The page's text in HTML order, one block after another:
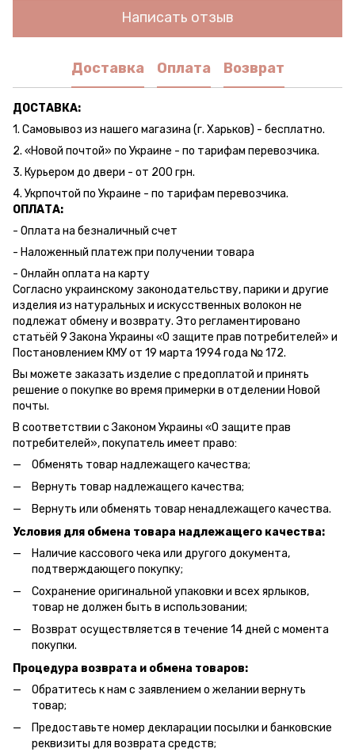
Написать отзыв
Доставка Оплата Возврат
ДОСТАВКА:
1. Самовывоз из нашего магазина (г. Харьков) - бесплатно.
2. «Новой почтой» по Украине - по тарифам перевозчика.
3. Курьером до двери - от 200 грн.
4. Укрпочтой по Украине - по тарифам перевозчика.
ОПЛАТА:
- Оплата на безналичный счет
- Наложенный платеж при получении товара
- Онлайн оплата на карту
Согласно украинскому законодательству, парики и другие
изделия из натуральных и искусственных волокон не
подлежат обмену и возврату. Это регламентировано
статьёй 9 Закона Украины «О защите прав потребителей» и
Постановлением КМУ от 19 марта 1994 года № 172.
Вы можете заказать изделие с предоплатой и принять
решение о покупке во время примерки в отделении Новой
почты.
В соответствии с Законом Украины «О защите прав
потребителей», покупатель имеет право:
Обменять товар надлежащего качества;
Вернуть товар надлежащего качества;
Вернуть или обменять товар ненадлежащего качества.
Условия для обмена товара надлежащего качества:
Наличие кассового чека или другого документа,
подтверждающего покупку;
Сохранение оригинальной упаковки и всех ярлыков,
товар не должен быть в использовании;
Возврат осуществляется в течение 14 дней с момента
покупки.
Процедура возврата и обмена товаров:
Обратитесь к нам с заявлением о желании вернуть
товар;
Предоставьте номер декларации посылки и банковские
реквизиты для возврата средств;